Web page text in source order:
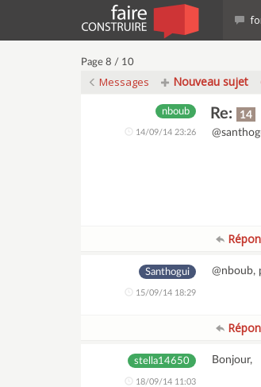
Page 8 / 10
Messages Nouveau sujet
nboub
14/09/14 23:26
Re: 14
Santhogui
15/09/14 18:29
@nboub,
stella14650
18/09/14 11:03
Bonjour,